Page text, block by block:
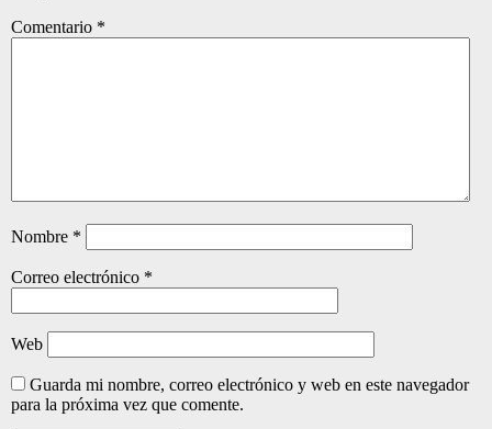
Comentario *
Nombre *
Correo electrónico *
Web
Guarda mi nombre, correo electrónico y web en este navegador
para la próxima vez que comente.